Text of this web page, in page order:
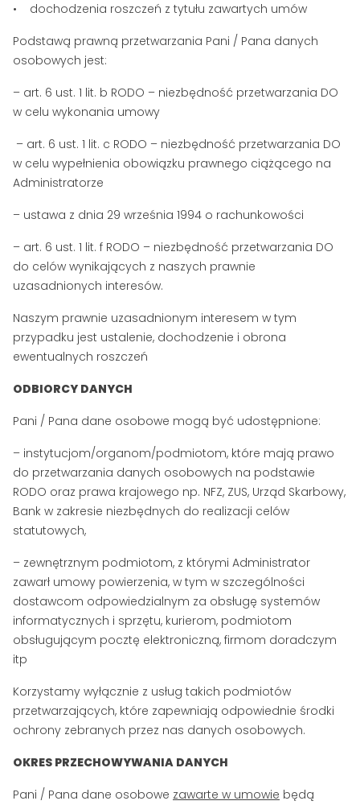
• dochodzenia roszczeń z tytułu zawartych umów
Podstawą prawną przetwarzania Pani / Pana danych
osobowych jest:
– art. 6 ust. 1 lit. b RODO – niezbędność przetwarzania DO
w celu wykonania umowy
– art. 6 ust. 1 lit. c RODO – niezbędność przetwarzania DO
w celu wypełnienia obowiązku prawnego ciążącego na
Administratorze
– ustawa z dnia 29 września 1994 o rachunkowości
– art. 6 ust. 1 lit. f RODO – niezbędność przetwarzania DO
do celów wynikających z naszych prawnie
uzasadnionych interesów.
Naszym prawnie uzasadnionym interesem w tym
przypadku jest ustalenie, dochodzenie i obrona
ewentualnych roszczeń
ODBIORCY DANYCH
Pani / Pana dane osobowe mogą być udostępnione:
– instytucjom/organom/podmiotom, które mają prawo
do przetwarzania danych osobowych na podstawie
RODO oraz prawa krajowego np. NFZ, ZUS, Urząd Skarbowy,
Bank w zakresie niezbędnych do realizacji celów
statutowych,
– zewnętrznym podmiotom, z którymi Administrator
zawarł umowy powierzenia, w tym w szczególności
dostawcom odpowiedzialnym za obsługę systemów
informatycznych i sprzętu, kurierom, podmiotom
obsługującym pocztę elektroniczną, firmom doradczym
itp
Korzystamy wyłącznie z usług takich podmiotów
przetwarzających, które zapewniają odpowiednie środki
ochrony zebranych przez nas danych osobowych.
OKRES PRZECHOWYWANIA DANYCH
Pani / Pana dane osobowe zawarte w umowie będą